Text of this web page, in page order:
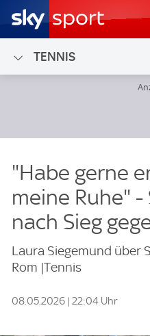
TENNIS
"Habe gerne
meine Ruhe"
nach Sieg
Laura Siegemund über
Rom |Tennis
08.05.2026 | 22:04 Uhr